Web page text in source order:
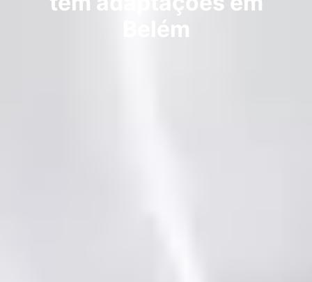
Belém